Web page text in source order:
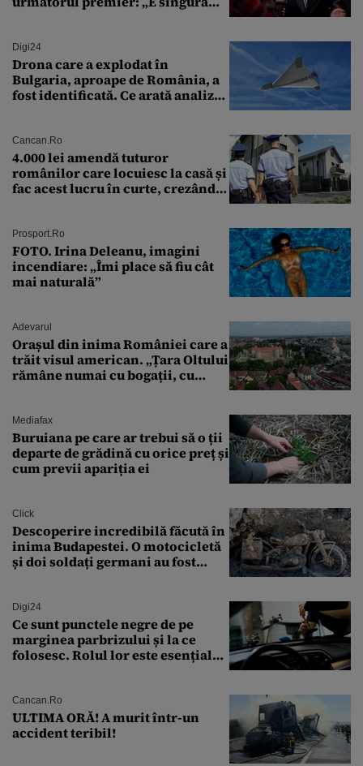
Digi24
Drona care a explodat în
Bulgaria, aproape de România, a
fost identificată. Ce arată analiza
Cancan.ro
4.000 lei amendă tuturor
românilor care locuiesc la casă și
fac acest lucru în curte, crezând
Prosport.ro
FOTO. Irina Deleanu, imagini
incendiare: „Îmi place să fiu cât
mai naturală”
Adevarul
Orașul din inima României care a
trăit visul american. „Țara Oltului
rămâne numai cu bogații, cu
Mediafax
Buruiana pe care ar trebui să o ții
departe de grădină cu orice preț și
cum previi apariția ei
Click
Descoperire incredibilă făcută în
inima Budapestei. O motocicletă
și doi soldați germani au fost
Digi24
Ce sunt punctele negre de pe
marginea parbrizului și la ce
folosesc. Rolul lor este esențial
Cancan.ro
ULTIMA ORĂ! A murit într-un
accident teribil!